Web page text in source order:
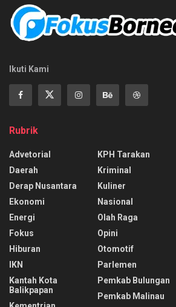
Ikuti Kami
Rubrik
Advetorial
Daerah
Derap Nusantara
Ekonomi
Energi
Fokus
Hiburan
IKN
Kantah Kota
Balikpapan
KPH Tarakan
Kriminal
Kuliner
Nasional
Olah Raga
Opini
Otomotif
Parlemen
Pemkab Bulungan
Pemkab Malinau